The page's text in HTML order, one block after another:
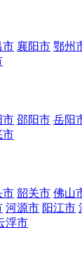
市 襄阳市 鄂州
市 邵阳市 岳阳
市
市 韶关市 佛山
河源市 阳江市
浮市